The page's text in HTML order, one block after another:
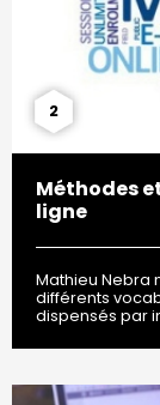
2
Méthodes
ligne
Mathieu Nebra
différents
dispensés par